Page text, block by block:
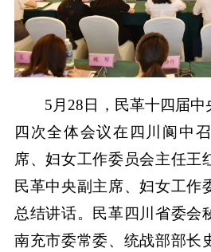
5月28日，民革十四届
四次全体会议在四川阆中
席、妇女工作委员会主任王
民革中央副主席、妇女工作
总结讲话。民革四川省委会
南充市委常委、统战部部长